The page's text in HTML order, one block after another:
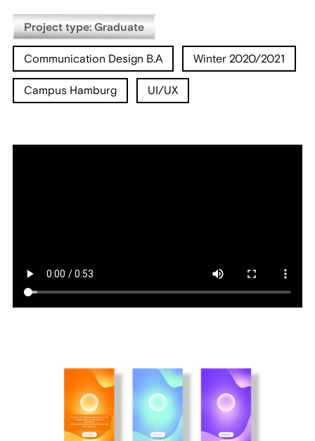
Project type: Graduate
Communication Design B.A Winter 2020/2021
Campus Hamburg UI/UX